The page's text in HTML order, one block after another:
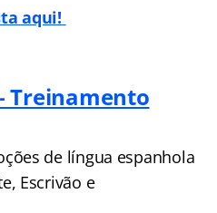
aqui!
Treinamento
de língua espanhola
Escrivão e